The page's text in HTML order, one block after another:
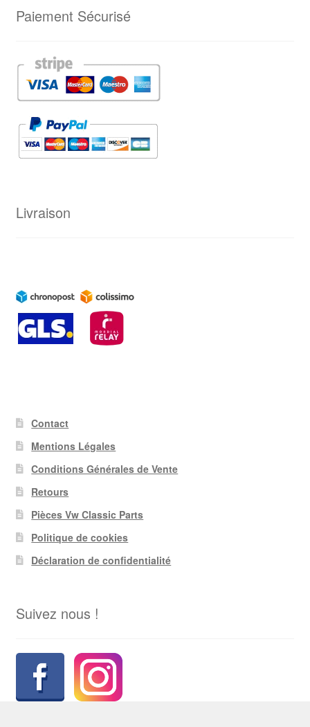
Paiement Sécurisé
Livraison
Contact
Mentions Légales
Conditions Générales de Vente
Retours
Pièces Vw Classic Parts
Politique de cookies
Déclaration de confidentialité
Suivez nous !